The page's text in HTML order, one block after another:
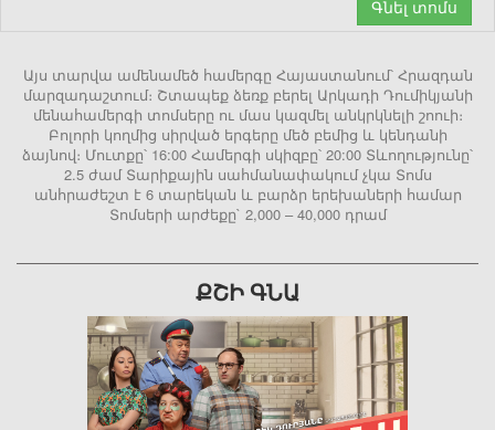
Գնել տոմս
Այս տարվա ամենամեծ համերգը Հայաստանում՝ Հրազդան
մարզադաշտում։ Շտապեք ձեռք բերել Արկադի Դումիկյանի
մենահամերգի տոմսերը ու մաս կազմել անկրկնելի շոուի։
Բոլորի կողմից սիրված երգերը մեծ բեմից և կենդանի
ձայնով։ Մուտքը՝ 16:00 Համերգի սկիզբը՝ 20:00 Տևողությունը՝
2.5 ժամ Տարիքային սահմանափակում չկա Տոմս
անհրաժեշտ է 6 տարեկան և բարձր երեխաների համար
Տոմսերի արժեքը` 2,000 – 40,000 դրամ
ՔՇԻ ԳՆԱ